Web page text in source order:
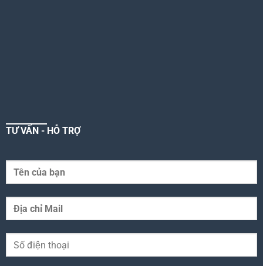
TƯ VẤN - HỖ TRỢ